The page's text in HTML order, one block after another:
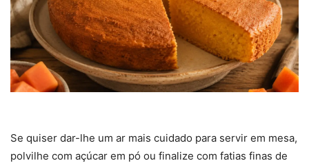
Se quiser dar-lhe um ar mais cuidado para servir em mesa,
polvilhe com açúcar em pó ou finalize com fatias finas de